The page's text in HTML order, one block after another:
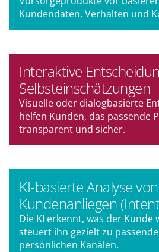
Kundendaten, Verhalten und
Interaktive
Selbsteinschätzungen
Visuelle oder dialogbasierte
helfen Kunden, das passende
transparent und sicher.
KI-basierte Analyse von
Kundenanliegen
Die KI erkennt, was der Kunde
steuert ihn gezielt zu
persönlichen Kanälen.